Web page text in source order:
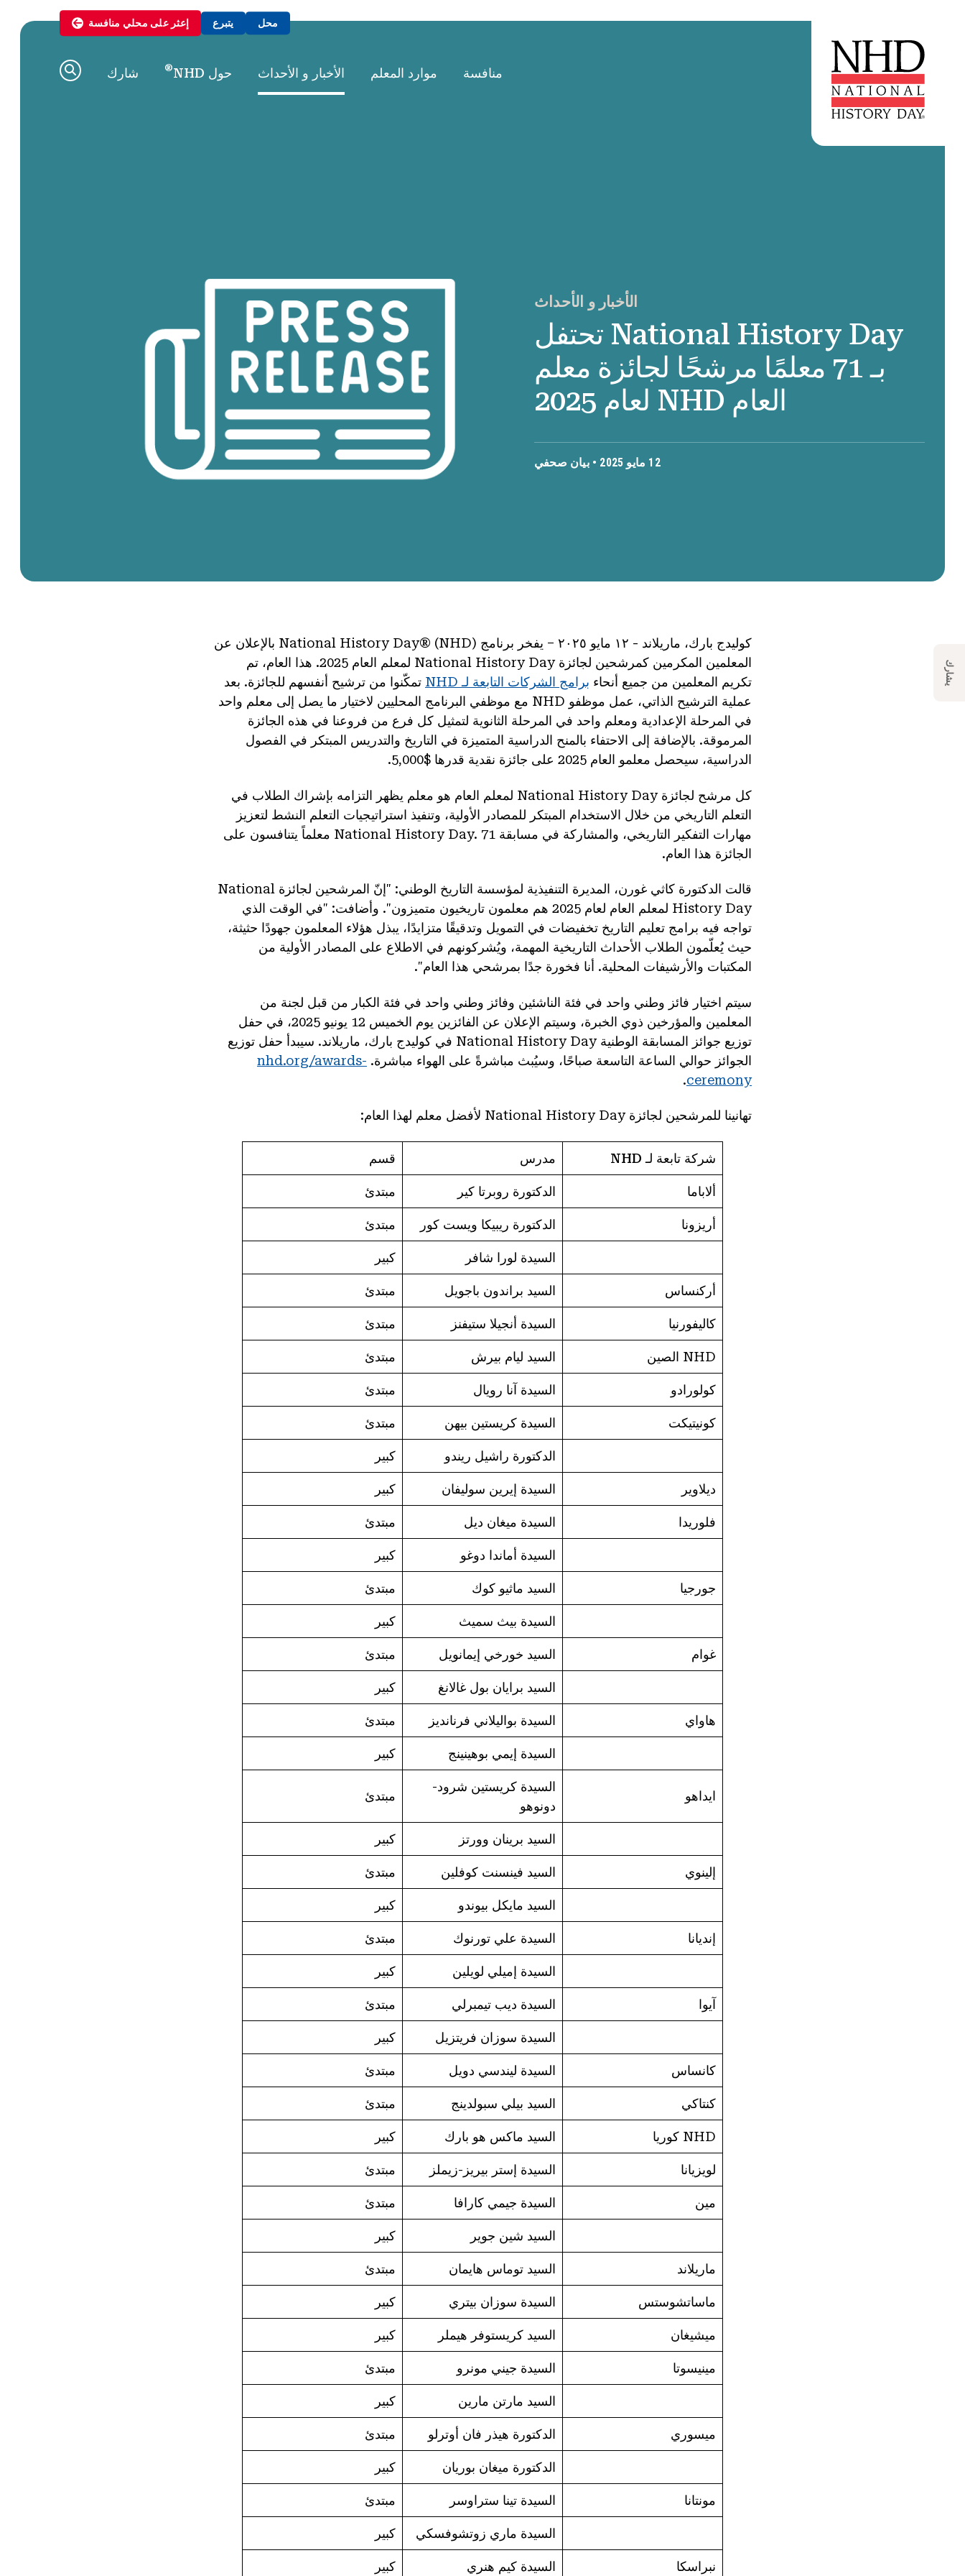
محل يتبرع إعثر على محلي منافسة
منافسة موارد المعلم الأخبار و الأحداث حول NHD ® شارك
الأخبار و الأحداث
National History Day تحتفل
بـ 71 معلمًا مرشحًا لجائزة معلم
العام NHD لعام 2025
12 مايو 2025 • بيان صحفي
كوليدج بارك، ماريلاند - ١٢ مايو ٢٠٢٥
– يفخر برنامج National History Day® (NHD) بالإعلان عن
المعلمين المكرمين كمرشحين لجائزة National History Day لمعلم العام 2025. هذا العام، تم
تكريم المعلمين من جميع أنحاء برامج الشركات التابعة لـ NHD
تمكّنوا من ترشيح أنفسهم للجائزة. بعد
عملية الترشيح الذاتي، عمل موظفو NHD مع موظفي البرنامج المحليين لاختيار ما يصل إلى معلم واحد
في المرحلة الإعدادية ومعلم واحد في المرحلة الثانوية لتمثيل كل فرع من فروعنا في هذه الجائزة
المرموقة. بالإضافة إلى الاحتفاء بالمنح الدراسية المتميزة في التاريخ والتدريس المبتكر في الفصول
الدراسية، سيحصل معلمو العام 2025 على جائزة نقدية قدرها $5,000.
كل مرشح لجائزة National History Day لمعلم العام هو معلم يظهر التزامه بإشراك الطلاب في
التعلم التاريخي من خلال الاستخدام المبتكر للمصادر الأولية، وتنفيذ استراتيجيات التعلم النشط لتعزيز
مهارات التفكير التاريخي، والمشاركة في مسابقة National History Day. 71 معلماً يتنافسون على
الجائزة هذا العام.
قالت الدكتورة كاثي غورن، المديرة التنفيذية لمؤسسة التاريخ الوطني: "إنّ المرشحين لجائزة National
History Day لمعلم العام لعام 2025 هم معلمون تاريخيون متميزون". وأضافت: "في الوقت الذي
تواجه فيه برامج تعليم التاريخ تخفيضات في التمويل وتدقيقًا متزايدًا، يبذل هؤلاء المعلمون جهودًا حثيثة،
حيث يُعلّمون الطلاب الأحداث التاريخية المهمة، ويُشركونهم في الاطلاع على المصادر الأولية من
المكتبات والأرشيفات المحلية. أنا فخورة جدًا بمرشحي هذا العام".
سيتم اختيار فائز وطني واحد في فئة الناشئين وفائز وطني واحد في فئة الكبار من قبل لجنة من
المعلمين والمؤرخين ذوي الخبرة، وسيتم الإعلان عن الفائزين يوم الخميس 12 يونيو 2025، في حفل
توزيع جوائز المسابقة الوطنية National History Day في كوليدج بارك، ماريلاند. سيبدأ حفل توزيع
الجوائز حوالي الساعة التاسعة صباحًا، وسيُبث مباشرةً على الهواء مباشرة. nhd.org/awards-
ceremony
.
تهانينا للمرشحين لجائزة National History Day لأفضل معلم لهذا العام:
شركة تابعة لـ NHD مدرس قسم
ألاباما الدكتورة روبرتا كير مبتدئ
أريزونا الدكتورة ريبيكا ويست كور مبتدئ
السيدة لورا شافر كبير
أركنساس السيد براندون باجويل مبتدئ
كاليفورنيا السيدة أنجيلا ستيفنز مبتدئ
NHD الصين السيد ليام بيرش مبتدئ
كولورادو السيدة آنا رويال مبتدئ
كونيتيكت السيدة كريستين بيهن مبتدئ
الدكتورة راشيل ريندو كبير
ديلاوير السيدة إيرين سوليفان كبير
فلوريدا السيدة ميغان ديل مبتدئ
السيدة أماندا دوغو كبير
جورجيا السيد ماثيو كوك مبتدئ
السيدة بيث سميث كبير
غوام السيد خورخي إيمانويل مبتدئ
السيد برايان بول غالانغ كبير
هاواي السيدة بواليلاني فرنانديز مبتدئ
السيدة إيمي بوهينينج كبير
ايداهو
السيدة كريستين شرود-
دونوهو
مبتدئ
السيد برينان وورتز كبير
إلينوي السيد فينسنت كوفلين مبتدئ
السيد مايكل بيوندو كبير
إنديانا السيدة علي تورنوك مبتدئ
السيدة إميلي لويلين كبير
آيوا السيدة ديب تيمبرلي مبتدئ
السيدة سوزان فريتزيل كبير
كانساس السيدة ليندسي دويل مبتدئ
كنتاكي السيد بيلي سبولدينج مبتدئ
NHD كوريا السيد ماكس هو بارك كبير
لويزيانا السيدة إستر بيريز-زيملز مبتدئ
مين السيدة جيمي كارافا مبتدئ
السيد شين جوير كبير
ماريلاند السيد توماس هايمان مبتدئ
ماساتشوستس السيدة سوزان بيتري كبير
ميشيغان السيد كريستوفر هيملر كبير
مينيسوتا السيدة جيني مونرو مبتدئ
السيد مارتن مارين كبير
ميسوري الدكتورة هيذر فان أوترلو مبتدئ
الدكتورة ميغان بوريان كبير
مونتانا السيدة تينا ستراوسر مبتدئ
السيدة ماري زوتشوفسكي كبير
نبراسكا السيدة كيم هنري كبير
يشارك